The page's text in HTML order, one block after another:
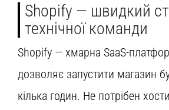
Shopify — швидкий
технічної команди
Shopify — хмарна SaaS-
дозволяє запустити магазин
кілька годин. Не потрібен